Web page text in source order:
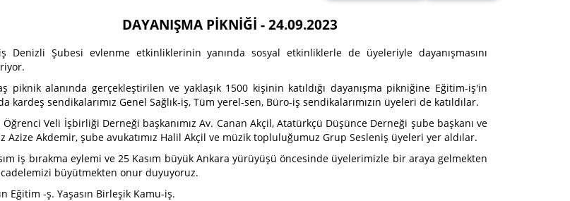
DAYANIŞMA PİKNİĞİ - 24.09.2023
Denizli Şubesi evlenme etkinliklerinin yanında sosyal etkinliklerle de üyeleriyle dayanışmasını
piknik alanında gerçekleştirilen ve yaklaşık 1500 kişinin katıldığı dayanışma pikniğine Eğitim-iş'in
kardeş sendikalarımız Genel Sağlık-iş, Tüm yerel-sen, Büro-iş sendikalarımızın üyeleri de katıldılar.
Öğrenci Veli İşbirliği Derneği başkanımız Av. Canan Akçil, Atatürkçü Düşünce Derneği şube başkanı ve
Azize Akdemir, şube avukatımız Halil Akçil ve müzik topluluğumuz Grup Sesleniş üyeleri yer aldılar.
iş bırakma eylemi ve 25 Kasım büyük Ankara yürüyüşü öncesinde üyelerimizle bir araya gelmekten
büyütmekten onur duyuyoruz.
Eğitim -ş. Yaşasın Birleşik Kamu-iş.